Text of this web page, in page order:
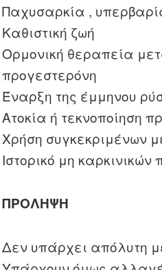
Παχυσαρκία ,
Καθιστική ζωή
Ορμονική θεραπεία
προγεστερόνη
Έναρξη της έμμηνου
Ατοκία ή τεκνοποίηση
Χρήση συγκεκριμένων
Ιστορικό μη
ΠΡΟΛΗΨΗ
Δεν υπάρχει απόλυτη